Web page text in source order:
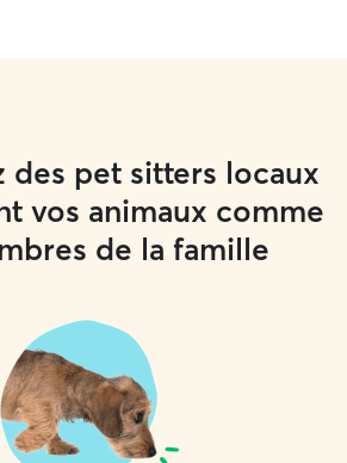
des pet sitters locaux
vos animaux comme
de la famille